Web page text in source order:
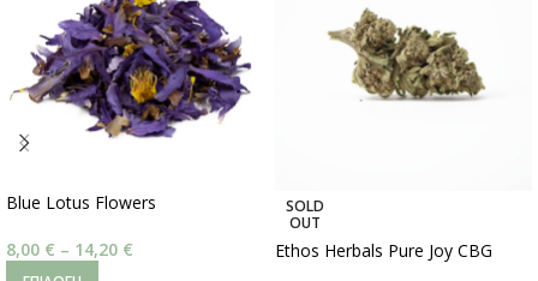
Blue Lotus Flowers
8,00 € – 14,20 €
SOLD
OUT
Ethos Herbals Pure Joy CBG